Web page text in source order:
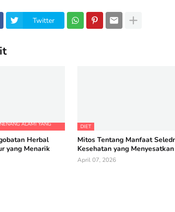
Twitter
ALAMI YANG
Herbal
yang Menarik
DIET
Mitos Tentang Manfaat
Kesehatan yang Menyesatkan
April 07, 2026